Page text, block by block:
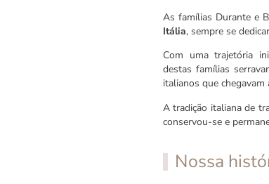
As famílias Durante e
Itália, sempre se
Com uma trajetória
destas famílias
italianos que
A tradição italiana de
conservou-se e
Nossa